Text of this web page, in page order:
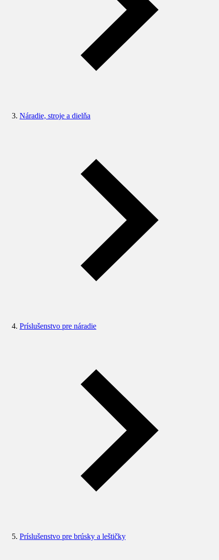
Náradie, stroje a dielňa
Príslušenstvo pre náradie
Príslušenstvo pre brúsky a leštičky